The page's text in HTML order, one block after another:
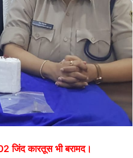
जिंद कारतूस भी बरामद।